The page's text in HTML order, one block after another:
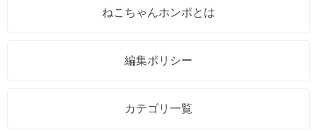
ねこちゃんホンポとは
編集ポリシー
カテゴリ一覧